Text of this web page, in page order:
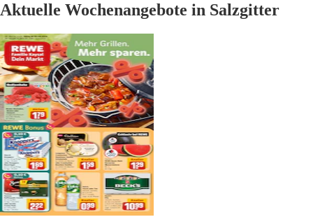
Aktuelle Wochenangebote in Salzgitter